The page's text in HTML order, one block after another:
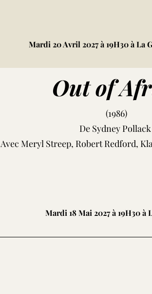
Mardi 20 Avril 2027 à 19H30 à La
Out of
(1986)
De Sydney Pollack
Avec Meryl Streep, Robert Redford,
Mardi 18 Mai 2027 à 19H30 à